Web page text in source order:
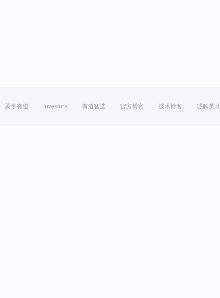
关于有道 Investors 有道智选 官方博客 技术博客 诚聘英才